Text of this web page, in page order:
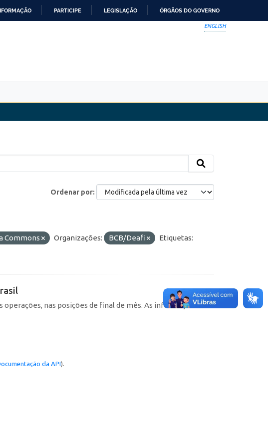
PARTICIPE LEGISLAÇÃO ÓRGÃOS DO GOVERNO
ENGLISH
Ordenar por
Commons
Organizações: BCB/Deafi
Etiquetas:
operações, nas posições de final de mês. As informações
da API).